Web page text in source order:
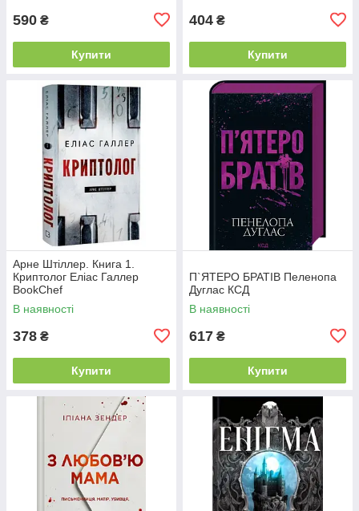
590 ₴
Купити
404 ₴
Купити
Арне Штіллер. Книга 1.
Криптолог Еліас Галлер
BookChef
В наявності
378 ₴
Купити
П`ЯТЕРО БРАТІВ Пеленопа
Дуглас КСД
В наявності
617 ₴
Купити